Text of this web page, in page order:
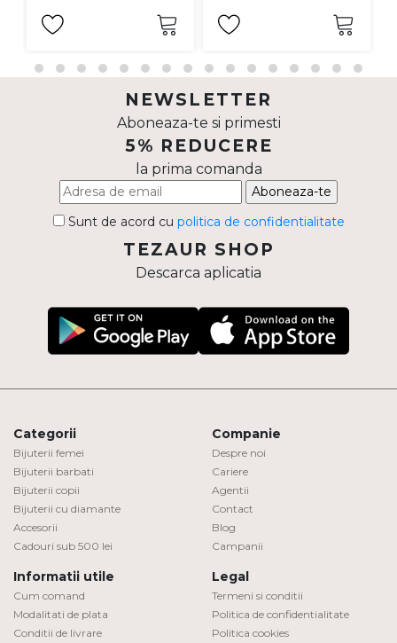
NEWSLETTER
Aboneaza-te si primesti
5% REDUCERE
la prima comanda
Aboneaza-te
Sunt de acord cu politica de confidentialitate
TEZAUR SHOP
Descarca aplicatia
Categorii
Bijuterii femei
Bijuterii barbati
Bijuterii copii
Bijuterii cu diamante
Accesorii
Cadouri sub 500 lei
Companie
Despre noi
Cariere
Agentii
Contact
Blog
Campanii
Informatii utile
Cum comand
Modalitati de plata
Conditii de livrare
Legal
Termeni si conditii
Politica de confidentialitate
Politica cookies